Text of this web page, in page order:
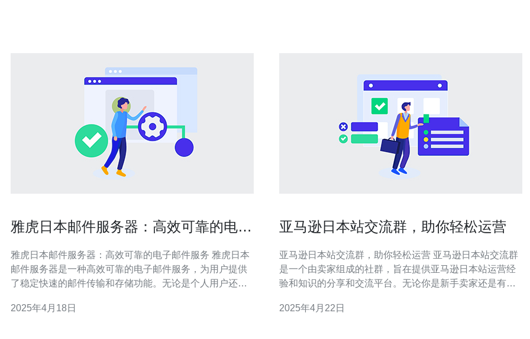
雅虎日本邮件服务器：高效可靠的电子
雅虎日本邮件服务器：高效可靠的电子邮件服务 雅虎日本
邮件服务器是一种高效可靠的电子邮件服务，为用户提供
了稳定快速的邮件传输和存储功能。无论是个人用户还是
电子邮件，满足各种邮件通信需求。 雅虎日本邮件服务器
2025年4月18日
亚马逊日本站交流群，助你轻松运营
亚马逊日本站交流群，助你轻松运营 亚马逊日本站交流群
是一个由卖家组成的社群，旨在提供亚马逊日本站运营经
验和知识的分享和交流平台。无论你是新手卖家还是有经
营。 加入亚马逊日本站交流群的好处有很多。首先，你可
2025年4月22日